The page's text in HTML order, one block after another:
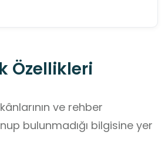
Özellikleri
ve rehber
bulunmadığı bilgisine yer